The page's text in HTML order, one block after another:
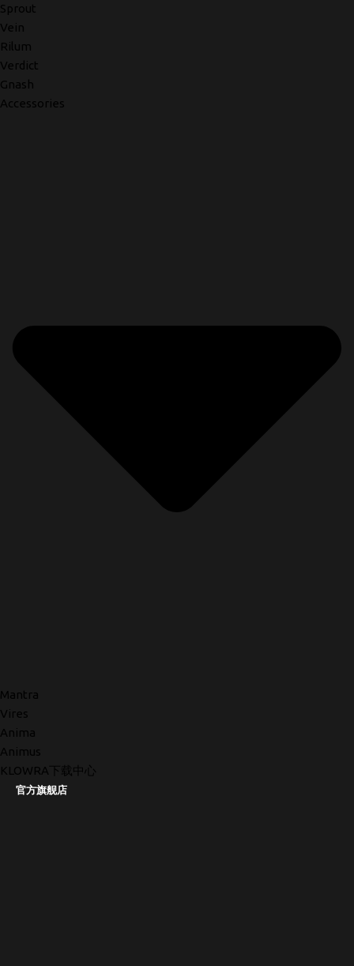
Sprout
Vein
Rilum
Verdict
Gnash
Accessories
Mantra
Vires
Anima
Animus
KLOWRA下载中心
官方旗舰店